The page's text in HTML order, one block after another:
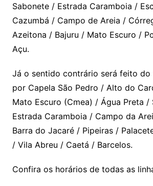
Sabonete / Estrada Caramboia /
Cazumbá / Campo de Areia /
Azeitona / Bajuru / Mato Escuro /
Açu.
Já o sentido contrário será feito do
por Capela São Pedro / Alto do
Mato Escuro (Cmea) / Água Preta /
Estrada Caramboia / Campo da
Barra do Jacaré / Pipeiras /
/ Vila Abreu / Caetá / Barcelos.
Confira os horários de todas as